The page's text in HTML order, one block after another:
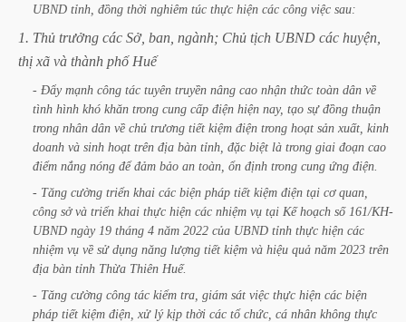
UBND tỉnh, đồng thời nghiêm túc thực hiện các công việc sau:
1. Thủ trưởng các Sở, ban, ngành; Chủ tịch UBND các huyện,
thị xã và thành phố Huế
- Đẩy mạnh công tác tuyên truyền nâng cao nhận thức toàn dân về
tình hình khó khăn trong cung cấp điện hiện nay, tạo sự đồng thuận
trong nhân dân về chủ trương tiết kiệm điện trong hoạt sản xuất, kinh
doanh và sinh hoạt trên địa bàn tỉnh, đặc biệt là trong giai đoạn cao
điểm nắng nóng để đảm bảo an toàn, ổn định trong cung ứng điện.
- Tăng cường triển khai các biện pháp tiết kiệm điện tại cơ quan,
công sở và triển khai thực hiện các nhiệm vụ tại Kế hoạch số 161/KH-
UBND ngày 19 tháng 4 năm 2022 của UBND tỉnh thực hiện các
nhiệm vụ về sử dụng năng lượng tiết kiệm và hiệu quả năm 2023 trên
địa bàn tỉnh Thừa Thiên Huế.
- Tăng cường công tác kiểm tra, giám sát việc thực hiện các biện
pháp tiết kiệm điện, xử lý kịp thời các tổ chức, cá nhân không thực